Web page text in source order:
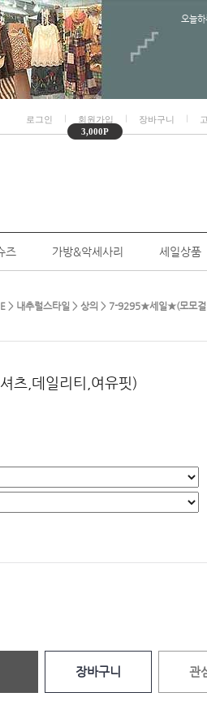
오늘하
로그인
회원가입
3,000P
장바구니
즈 가방&악세사리 세일상품
> 내추럴스타일 > 상의 > 7-9295★세일★(모모걸
,데일리티,여유핏)
장바구니 관